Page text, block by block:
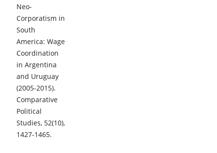
Neo-
Corporatism in
South
America: Wage
Coordination
in Argentina
and Uruguay
(2005-2015).
Comparative
Political
Studies, 52(10),
1427-1465.